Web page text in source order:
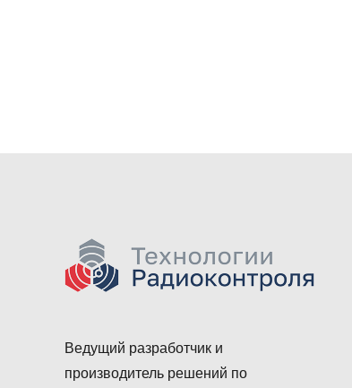
Ведущий разработчик и
производитель решений по